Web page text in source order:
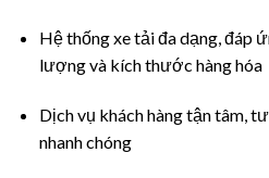
Hệ thống xe tải đa dạng, đáp
lượng và kích thước hàng hóa
Dịch vụ khách hàng tận tâm,
nhanh chóng